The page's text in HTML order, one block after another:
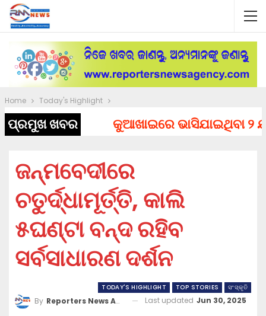
Home Today's Highlight
ପ୍ରମୁଖ ଖବର କୁଆଖାଇରେ ଭାସିଯାଇଥିବା ୨
ଜନ୍ମବେଦୀରେ
ଚତୁର୍ଦ୍ଧାମୂର୍ତ୍ତି, କାଲି
୫ଘଣ୍ଟା ବନ୍ଦ ରହିବ
ସର୍ବସାଧାରଣ ଦର୍ଶନ
TODAY'S HIGHLIGHT TOP STORIES ସଂସ୍କୃତି
By Reporters News Agency Last updated Jun 30, 2025